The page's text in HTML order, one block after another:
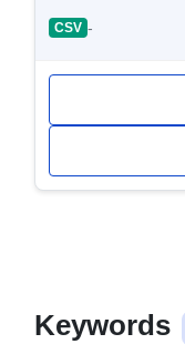
CSV -
Keywords